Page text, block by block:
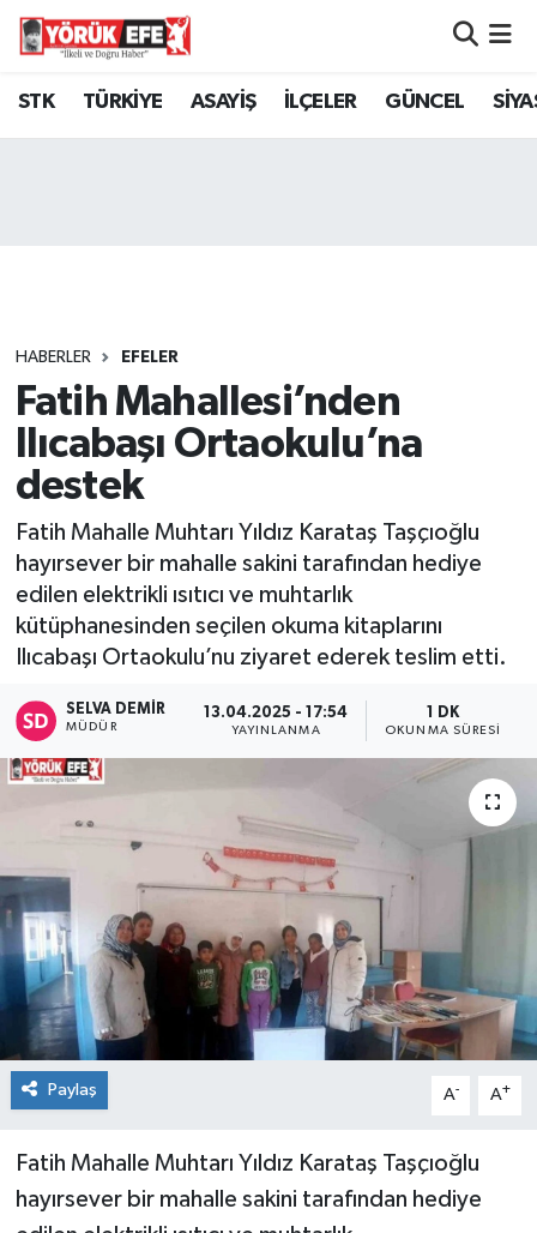
STK TÜRKİYE ASAYİŞ İLÇELER GÜNCEL
HABERLER EFELER
Fatih Mahallesi’nden
Ilıcabaşı Ortaokulu’na
destek
Fatih Mahalle Muhtarı Yıldız Karataş Taşçıoğlu
hayırsever bir mahalle sakini tarafından hediye
edilen elektrikli ısıtıcı ve muhtarlık
kütüphanesinden seçilen okuma kitaplarını
Ilıcabaşı Ortaokulu’nu ziyaret ederek teslim etti.
SELVA DEMIR
MÜDÜR
13.04.2025 - 17:54
YAYINLANMA
1 DK
OKUNMA SÜRESI
Paylaş A- A+
Fatih Mahalle Muhtarı Yıldız Karataş Taşçıoğlu
hayırsever bir mahalle sakini tarafından hediye
Aydın Nöbetçi Eczaneler
Tüm Manşetler
Son Dakika Haberleri
Haber Arşivi